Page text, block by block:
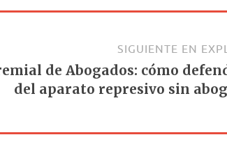
SIGUIENTE EN
de Abogados: cómo
del aparato represivo sin